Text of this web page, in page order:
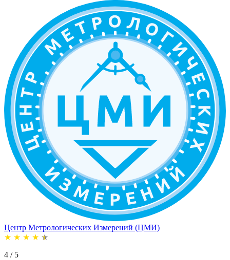
Центр Метрологических Измерений (ЦМИ)
★ ★ ★ ★ ★
4 / 5